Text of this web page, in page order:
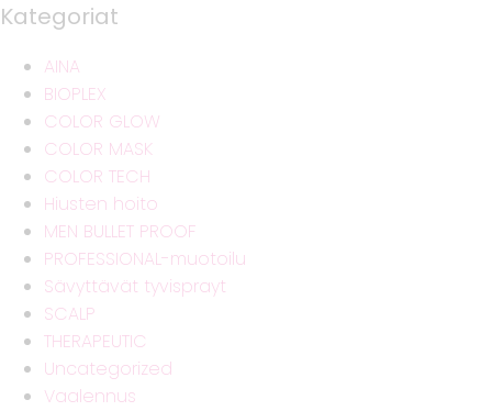
Kategoriat
AINA
BIOPLEX
COLOR GLOW
COLOR MASK
COLOR TECH
Hiusten hoito
MEN BULLET PROOF
PROFESSIONAL-muotoilu
Sävyttävät tyvisprayt
SCALP
THERAPEUTIC
Uncategorized
Vaalennus